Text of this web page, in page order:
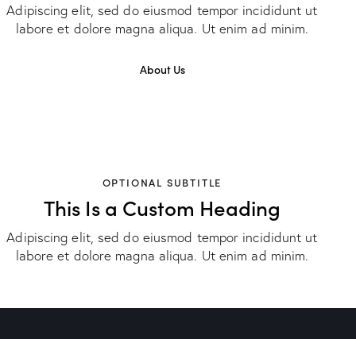
Adipiscing elit, sed do eiusmod tempor incididunt ut
labore et dolore magna aliqua. Ut enim ad minim.
About Us
OPTIONAL SUBTITLE
This Is a Custom Heading
Adipiscing elit, sed do eiusmod tempor incididunt ut
labore et dolore magna aliqua. Ut enim ad minim.